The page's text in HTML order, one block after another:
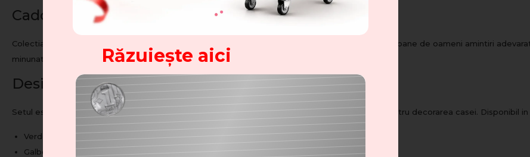
Cadoul ideal
Colectia Warm Hug incalzeste inimile oamenilor inca din 2013. Cuverturile si pernele au oferit milioane de oameni amintiri
minunat de Anul Nou si pentru zilele reci.
Design stilat si atentie la detalii
Setul este reversibil: pe o parte – blana sintetica, pe cealalta – tesatura moale. Doua optiuni pentru decorarea casei. Disponibil
Verde
Galben
Răzuiește aici
Ai câștigat un cupon de 100 lei